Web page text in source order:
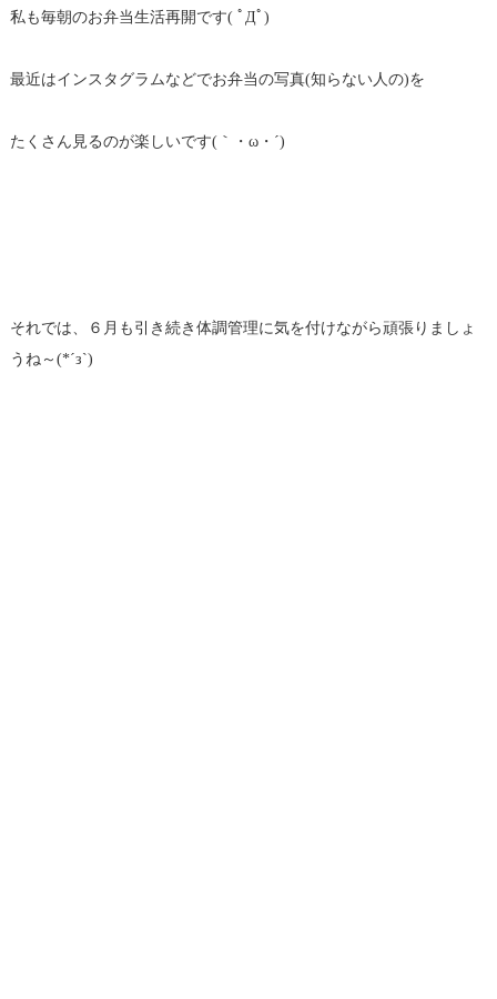
私も毎朝のお弁当生活再開です( ﾟДﾟ)
最近はインスタグラムなどでお弁当の写真(知らない人の)を
たくさん見るのが楽しいです(｀・ω・´)
それでは、６月も引き続き体調管理に気を付けながら頑張りましょ
うね～(*´з`)